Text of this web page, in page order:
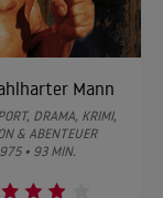
Mann
DRAMA, KRIMI,
& ABENTEUER
• 93 MIN.